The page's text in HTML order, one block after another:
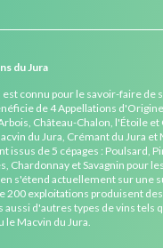
du Jura
est connu pour le savoir-faire de
de 4 Appellations
Château-Chalon, l'Étoile
du Jura, Crémant du Jura et
issus de 5 cépages : Poulsard,
Chardonnay et Savagnin pour
s'étend actuellement sur une
200 exploitations produisent
aussi d'autres types de vins tels
le Macvin du Jura.